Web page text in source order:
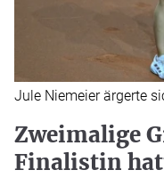
Jule Niemeier ärgerte
Zweimalige
Finalistin